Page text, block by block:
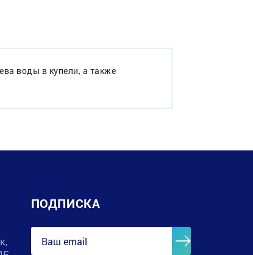
воды в купели, а также
ПОДПИСКА